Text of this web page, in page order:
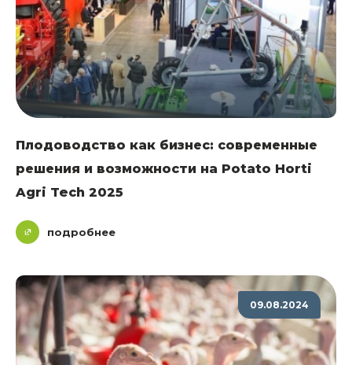
Плодоводство как бизнес: современные
решения и возможности на Potato Horti
Agri Tech 2025
подробнее
09.08.2024